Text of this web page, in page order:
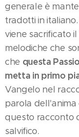
generale è
tradotti in
viene sacrificato
melodiche che
che questa
metta in primo
Vangelo nel
parola
questo racconto
salvifico.